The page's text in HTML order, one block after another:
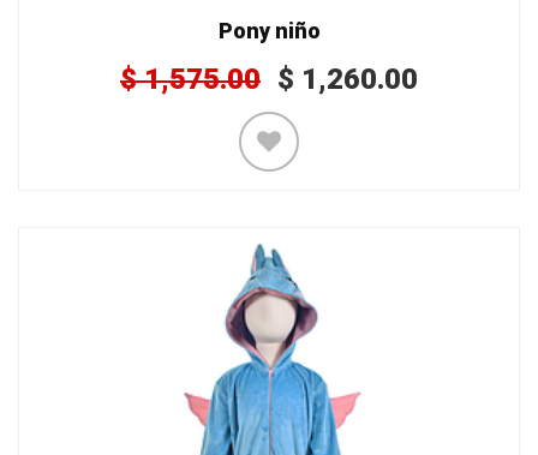
Pony niño
$1,575.00 $ 1,260.00